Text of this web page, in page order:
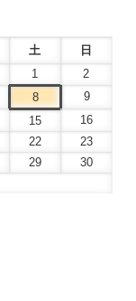
土
日
1
2
8
9
15
16
22
23
29
30